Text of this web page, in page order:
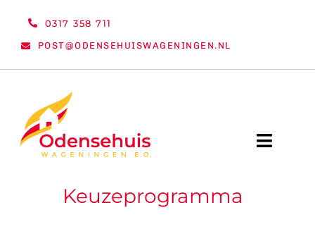
0317 358 711
POST@ODENSEHUISWAGENINGEN.NL
Toggle
WELKOMKeuzeprogramma